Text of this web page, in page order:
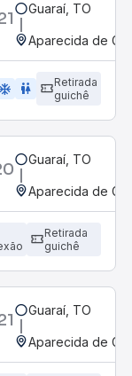
Guaraí, TO
Aparecida de
ac_unit wc
Retirada
guichê
Guaraí, TO
Aparecida de
Retirada
guichê
Guaraí, TO
Aparecida de